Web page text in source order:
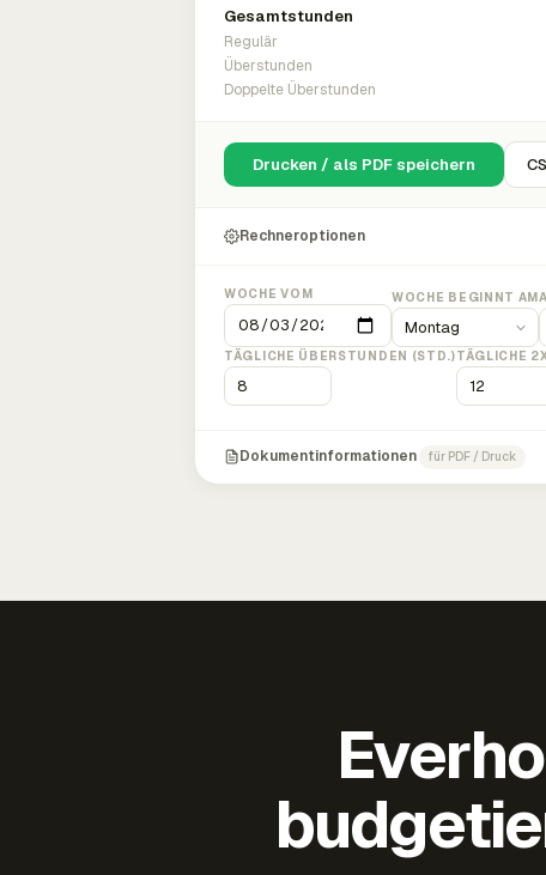
Gesamtstunden
Regulär
Überstunden
Doppelte Überstunden
Drucken / als PDF speichern
Rechneroptionen
WOCHE VOM WOCHE BEGINNT AM
TÄGLICHE ÜBERSTUNDEN (STD.)TÄGLICHE
Dokumentinformationen für PDF / Druck